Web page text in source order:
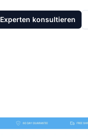
Experten konsultieren